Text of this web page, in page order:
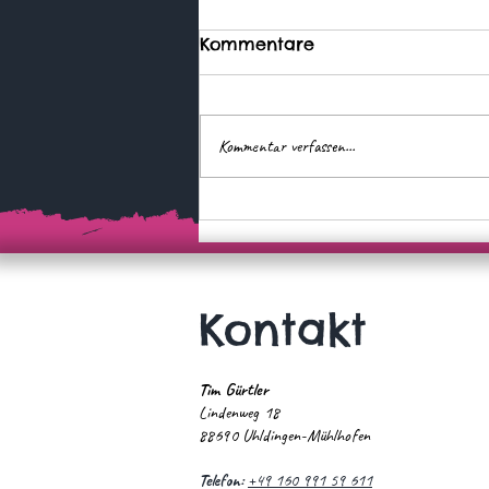
Wer zuerst kommt, ...
Kommentare
Kommentar verfassen...
Kontakt
Tim Gürtler
Lindenweg 18
88690 Uhldingen-Mühlhofen
Telefon:+49 160 991 59 611